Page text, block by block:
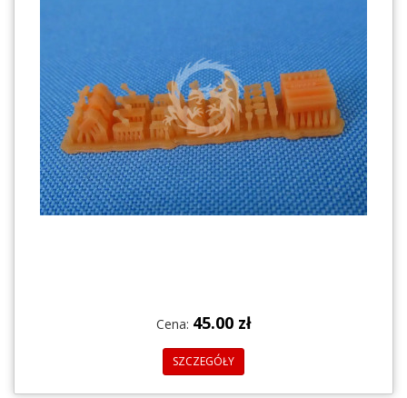
Cena: 45.00 zł
SZCZEGÓŁY